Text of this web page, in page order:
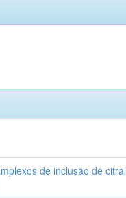
de inclusão de citral